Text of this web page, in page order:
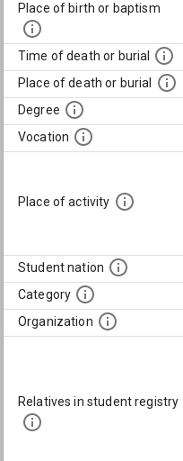
Place of birth or baptism
Time of death or burial
Place of death or burial
Degree
Vocation
Place of activity
Student nation
Category
Organization
Relatives in student registry